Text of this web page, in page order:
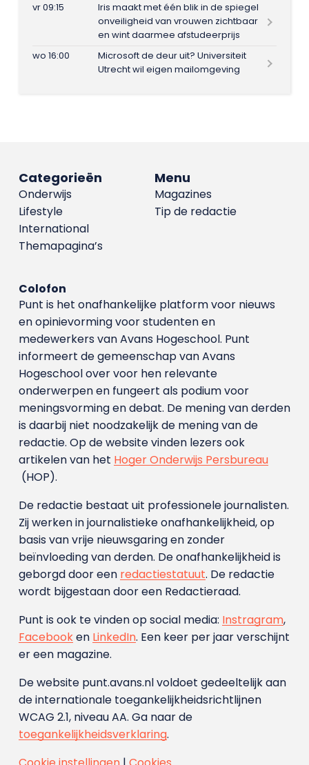
vr 09:15
Iris maakt met één blik in de spiegel
onveiligheid van vrouwen zichtbaar
en wint daarmee afstudeerprijs
wo 16:00
Microsoft de deur uit? Universiteit
Utrecht wil eigen mailomgeving
Menu
Magazines
Tip de redactie
Categorieën
Onderwijs
Lifestyle
International
Themapagina’s
Colofon
Punt is het onafhankelijke platform voor nieuws
en opinievorming voor studenten en
medewerkers van Avans Hoge­school. Punt
informeert de gemeenschap van Avans
Hogeschool over voor hen relevante
onderwerpen en fungeert als podium voor
meningsvorming en debat. De mening van derden
is daarbij niet noodzakelijk de mening van de
redactie. Op de website vinden lezers ook
artikelen van het Hoger Onderwijs Persbureau
(HOP).
De redactie bestaat uit professionele journalisten.
Zij werken in journalistieke onafhankelijkheid, op
basis van vrije nieuwsgaring en zonder
beïnvloeding van derden. De onafhankelijkheid is
geborgd door een redactiestatuut. De redactie
wordt bijgestaan door een Redactieraad.
Punt is ook te vinden op social media: Instragram,
Facebooken LinkedIn. Een keer per jaar verschijnt
er een magazine.
De website punt.avans.nl voldoet gedeeltelijk aan
de internationale toegankelijkheidsrichtlijnen
WCAG 2.1, niveau AA. Ga naar de
toegankelijkheidsverklaring.